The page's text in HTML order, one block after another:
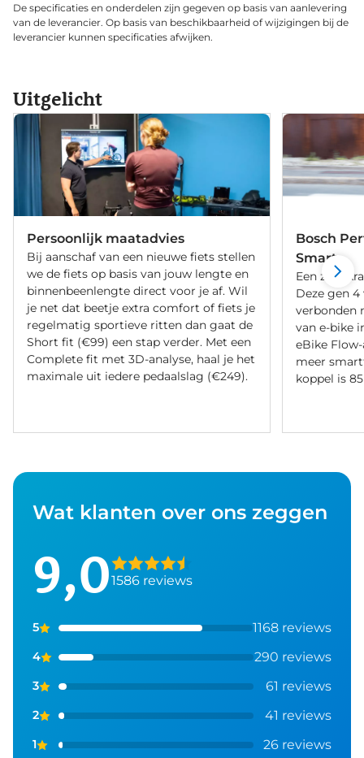
De specificaties en onderdelen zijn gegeven op basis van aanlevering
van de leverancier. Op basis van beschikbaarheid of wijzigingen bij de
leverancier kunnen specificaties afwijken.
Uitgelicht
Persoonlijk maatadvies
Bij aanschaf van een nieuwe fiets stellen
we de fiets op basis van jouw lengte en
binnenbeenlengte direct voor je af. Wil
je net dat beetje extra comfort of fiets je
regelmatig sportieve ritten dan gaat de
Short fit (€99) een stap verder. Met een
Complete fit met 3D-analyse, haal je het
maximale uit iedere pedaalslag (€249).
Bosch
Smart
Een zeer
Deze gen
verbonden
van e-bike
eBike
meer
koppel is
Wat klanten over ons zeggen
9,01586 reviews
5 1168 reviews
4 290 reviews
3 61 reviews
2 41 reviews
1 26 reviews